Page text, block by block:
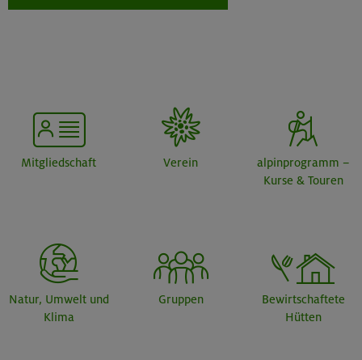
Mitgliedschaft Verein
alpinprogramm –
Kurse & Touren
Natur, Umwelt und
Klima
Gruppen
Bewirtschaftete
Hütten